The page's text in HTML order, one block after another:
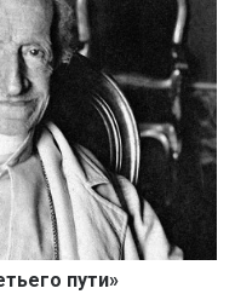
пути»